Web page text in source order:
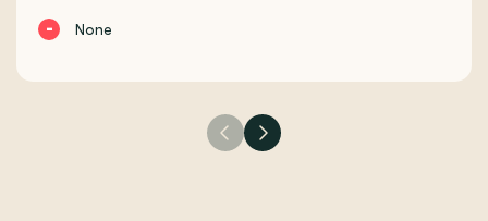
- None